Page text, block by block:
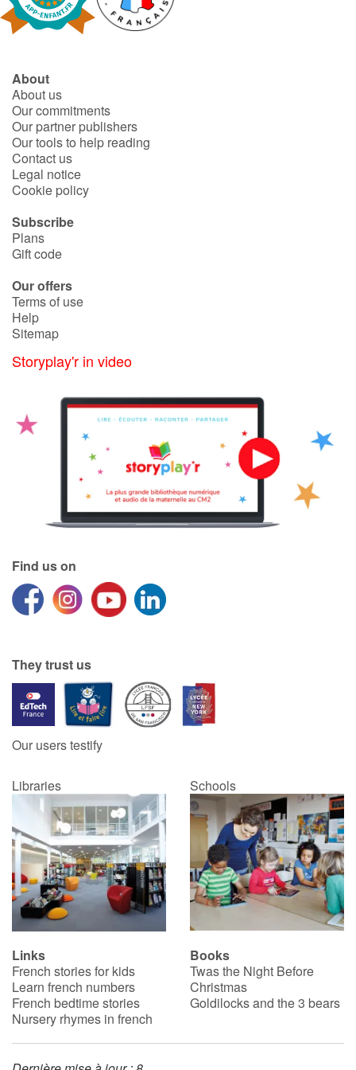
About
About us
Our commitments
Our partner publishers
Our tools to help reading
Contact us
Legal notice
Cookie policy
Subscribe
Plans
Gift code
Our offers
Terms of use
Help
Sitemap
Storyplay'r in video
Find us on
They trust us
Our users testify
Libraries Schools
Links
French stories for kids
Learn french numbers
French bedtime stories
Nursery rhymes in french
Books
Twas the Night Before
Christmas
Goldilocks and the 3 bears